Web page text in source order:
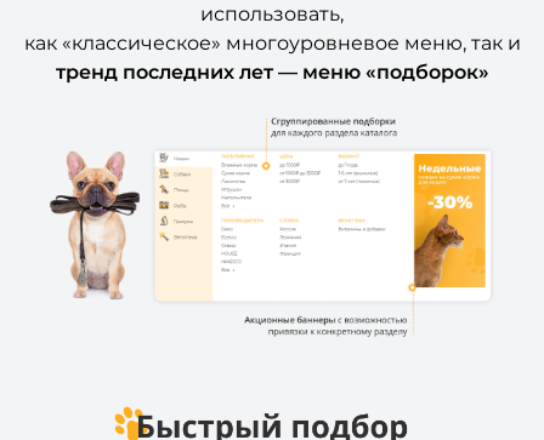
использовать,
как «классическое» многоуровневое меню, так и
тренд последних лет — меню «подборок»